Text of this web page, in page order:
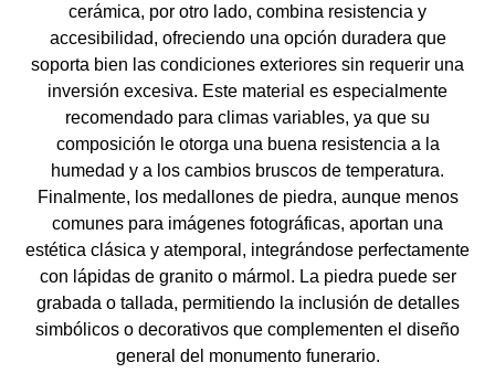
cerámica, por otro lado, combina resistencia y
accesibilidad, ofreciendo una opción duradera que
soporta bien las condiciones exteriores sin requerir una
inversión excesiva. Este material es especialmente
recomendado para climas variables, ya que su
composición le otorga una buena resistencia a la
humedad y a los cambios bruscos de temperatura.
Finalmente, los medallones de piedra, aunque menos
comunes para imágenes fotográficas, aportan una
estética clásica y atemporal, integrándose perfectamente
con lápidas de granito o mármol. La piedra puede ser
grabada o tallada, permitiendo la inclusión de detalles
simbólicos o decorativos que complementen el diseño
general del monumento funerario.